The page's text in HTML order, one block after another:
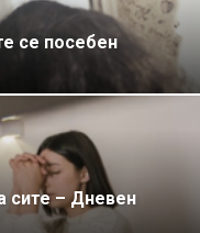
се посебен
сите – Дневен